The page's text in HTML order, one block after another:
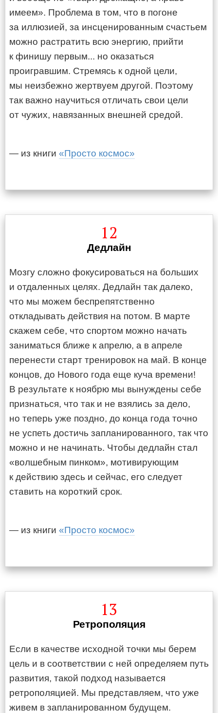
имеем». Проблема в том, что в погоне
за иллюзией, за инсценированным счастьем
можно растратить всю энергию, прийти
к финишу первым... но оказаться
проигравшим. Стремясь к одной цели,
мы неизбежно жертвуем другой. Поэтому
так важно научиться отличать свои цели
от чужих, навязанных внешней средой.
— из книги «Просто космос»
12
Дедлайн
Мозгу сложно фокусироваться на больших
и отдаленных целях. Дедлайн так далеко,
что мы можем беспрепятственно
откладывать действия на потом. В марте
скажем себе, что спортом можно начать
заниматься ближе к апрелю, а в апреле
перенести старт тренировок на май. В конце
концов, до Нового года еще куча времени!
В результате к ноябрю мы вынуждены себе
признаться, что так и не взялись за дело,
но теперь уже поздно, до конца года точно
не успеть достичь запланированного, так что
можно и не начинать. Чтобы дедлайн стал
«волшебным пинком», мотивирующим
к действию здесь и сейчас, его следует
ставить на короткий срок.
— из книги «Просто космос»
13
Ретрополяция
Если в качестве исходной точки мы берем
цель и в соответствии с ней определяем путь
развития, такой подход называется
ретрополяцией. Мы представляем, что уже
живем в запланированном будущем.